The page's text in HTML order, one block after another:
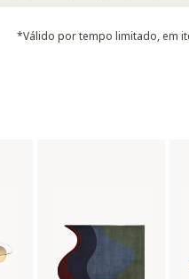
*Válido por tempo limitado, em